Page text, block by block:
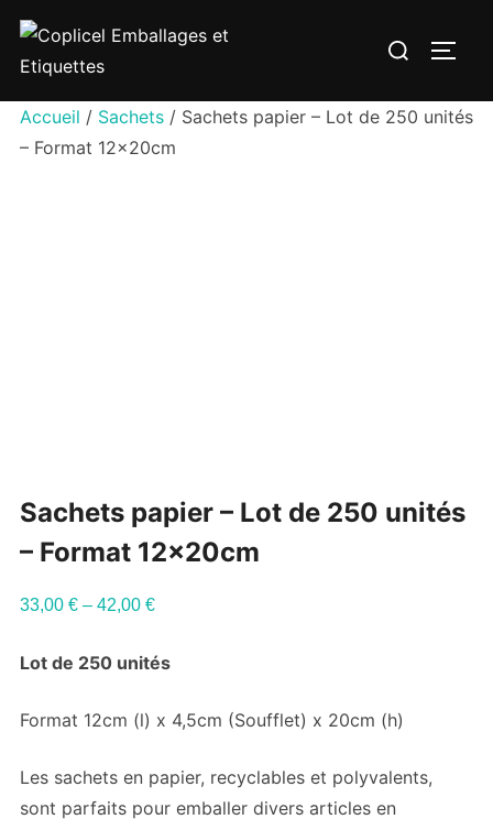
Aller
contenu
Rechercher :
Accueil / Sachets/ Sachets papier – Lot de 250 unités
– Format 12x20cm
Sachets papier – Lot de 250 unités
– Format 12x20cm
33,00 €– 42,00 €
Lot de 250 unités
Format 12cm (l) x 4,5cm (Soufflet) x 20cm (h)
Les sachets en papier, recyclables et polyvalents,
sont parfaits pour emballer divers articles en